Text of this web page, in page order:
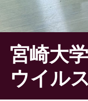
宮崎大
ウイル